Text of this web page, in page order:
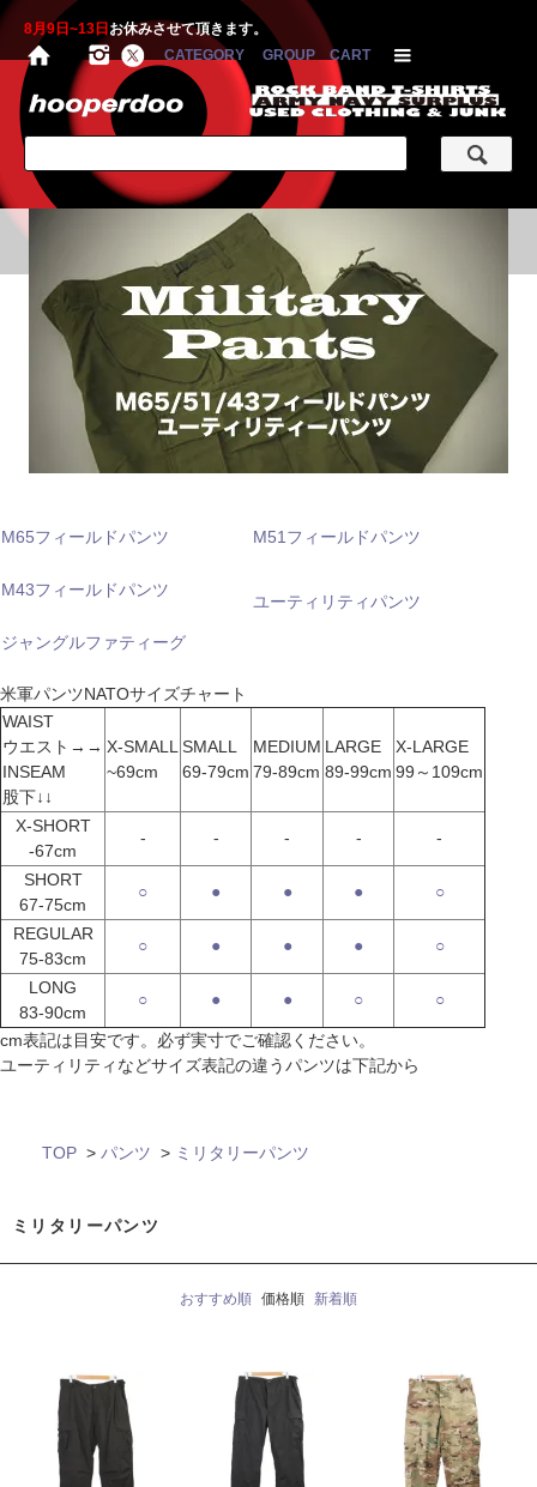
8月9日~13日 お休みさせて頂きます。
CATEGORY
GROUP CART
M65フィールドパンツ M51フィールドパンツ
M43フィールドパンツ
ユーティリティパンツ
ジャングルファティーグ
米軍パンツNATOサイズチャート
WAIST
ウエスト→→
INSEAM
股下↓↓
X-SMALL
~69cm
SMALL
69-79cm
MEDIUM
79-89cm
LARGE
89-99cm
X-LARGE
99～109cm
X-SHORT
-67cm
- - - - -
SHORT
67-75cm
○ ● ● ● ○
REGULAR
75-83cm
○ ● ● ● ○
LONG
83-90cm
○ ● ● ○ ○
cm表記は目安です。必ず実寸でご確認ください。
ユーティリティなどサイズ表記の違うパンツは下記から
TOP > パンツ > ミリタリーパンツ
ミリタリーパンツ
おすすめ順 価格順 新着順